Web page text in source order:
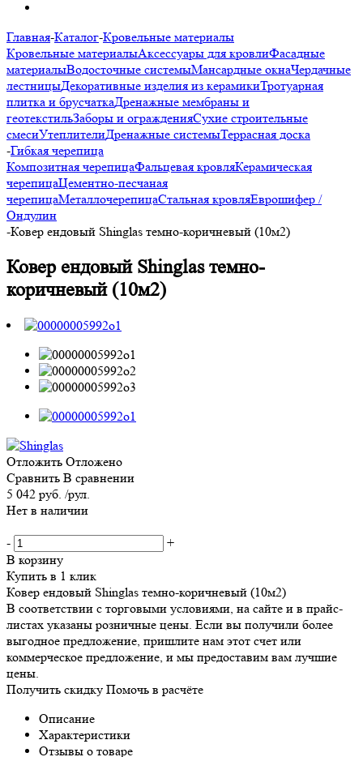
Главная-Каталог-Кровельные материалы
Кровельные материалыАксессуары для кровлиФасадные
материалыВодосточные системыМансардные окнаЧердачные
лестницыДекоративные изделия из керамикиТротуарная
плитка и брусчаткаДренажные мембраны и
геотекстильЗаборы и огражденияСухие строительные
смесиУтеплителиДренажные системыТеррасная доска
-Гибкая черепица
Композитная черепицаФальцевая кровляКерамическая
черепицаЦементно-песчаная
черепицаМеталлочерепицаСтальная кровляЕврошифер /
Ондулин
-Ковер ендовый Shinglas темно-коричневый (10м2)
Ковер ендовый Shinglas темно-
коричневый (10м2)
Отложить Отложено
Сравнить В сравнении
5 042 руб. /рул.
Нет в наличии
-
+
В корзину
Купить в 1 клик
Ковер ендовый Shinglas темно-коричневый (10м2)
В соответствии с торговыми условиями, на сайте и в прайс-
листах указаны розничные цены. Если вы получили более
выгодное предложение, пришлите нам этот счет или
коммерческое предложение, и мы предоставим вам лучшие
цены.
Получить скидку Помочь в расчёте
Описание
Характеристики
Отзывы о товаре